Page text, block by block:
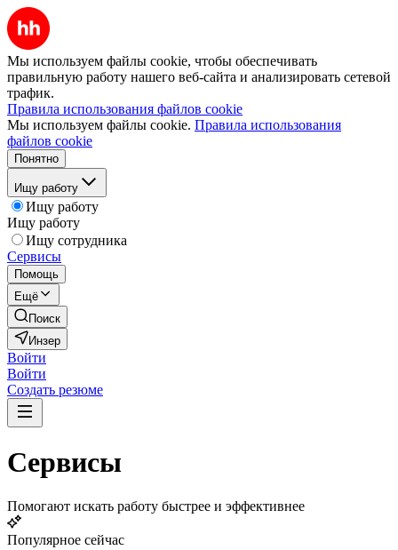
Мы используем файлы cookie, чтобы обеспечивать
правильную работу нашего веб-сайта и анализировать сетевой
трафик.
Правила использования файлов cookie
Мы используем файлы cookie. Правила использования
файлов cookie
Понятно
Ищу работу
Ищу работу
Ищу работу
Ищу сотрудника
Сервисы
Помощь
Ещё
Поиск
Инзер
Войти
Войти
Создать резюме
Сервисы
Помогают искать работу быстрее и эффективнее
Популярное сейчас